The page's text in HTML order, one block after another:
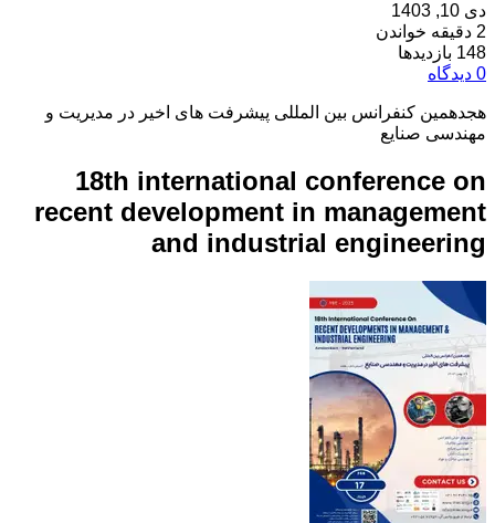
دی 10, 1403
2 دقیقه خواندن
148 بازدیدها
0 دیدگاه
هجدهمین کنفرانس بین المللی پیشرفت های اخیر در مدیریت و
مهندسی صنایع
18th international conference on
recent development in management
and industrial engineering